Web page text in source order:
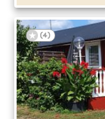
(4)